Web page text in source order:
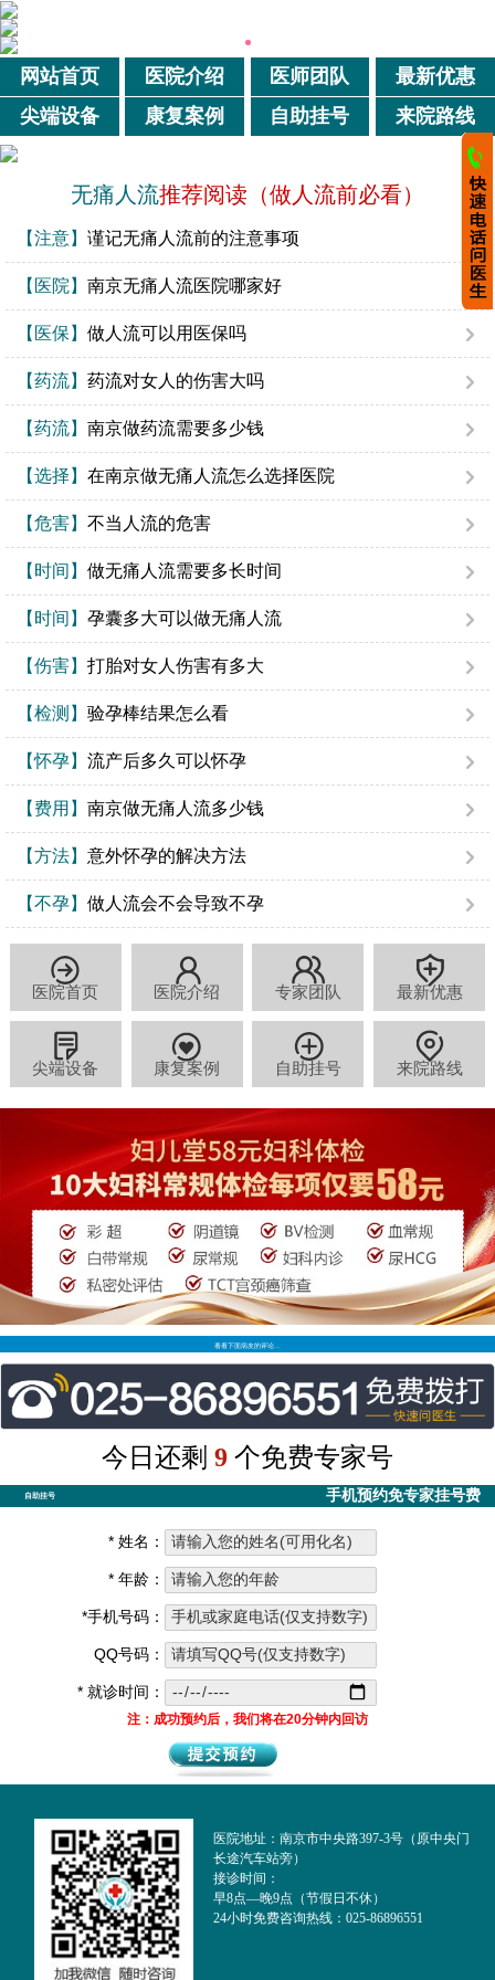
网站首页 医院介绍 医师团队
最新优惠
尖端设备
康复案例 自助挂号 来院路线
无痛人流推荐阅读（做人流前必看）
【注意】 谨记无痛人流前的注意事项
【医院】 南京无痛人流医院哪家好
【医保】 做人流可以用医保吗
【药流】 药流对女人的伤害大吗
【药流】 南京做药流需要多少钱
【选择】 在南京做无痛人流怎么选择医院
【危害】 不当人流的危害
【时间】 做无痛人流需要多长时间
【时间】 孕囊多大可以做无痛人流
【伤害】 打胎对女人伤害有多大
【检测】 验孕棒结果怎么看
【怀孕】 流产后多久可以怀孕
【费用】 南京做无痛人流多少钱
【方法】 意外怀孕的解决方法
【不孕】 做人流会不会导致不孕
医院首页 医院介绍 专家团队 最新优惠
尖端设备 康复案例 自助挂号 来院路线
看看下面病友的评论…
今日还剩 9 个免费专家号
自助挂号 手机预约免专家挂号费
* 姓名：
* 年龄：
*手机号码：
QQ号码：
* 就诊时间：
注：成功预约后，我们将在20分钟内回访
医院地址：南京市中央路397-3号（原中央门
长途汽车站旁）
接诊时间：
早8点—晚9点（节假日不休）
24小时免费咨询热线：025-86896551